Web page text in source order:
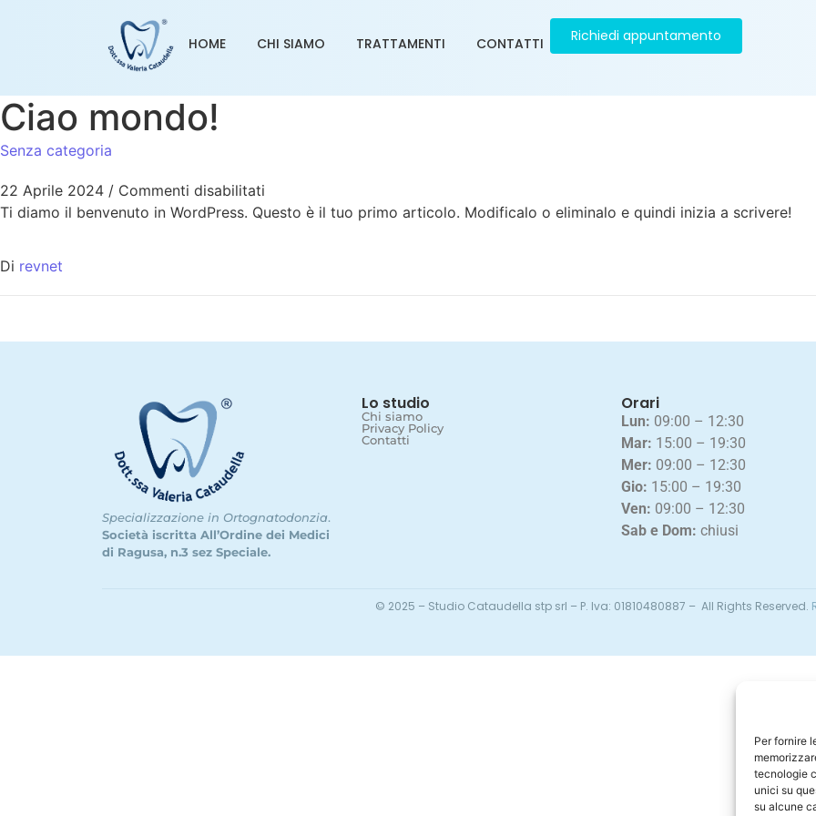
Per fornire
tecnologie
unici su
su alcune
HOME CHI SIAMO TRATTAMENTI CONTATTI Richiedi appuntamento
Ciao mondo!
Senza categoria
22 Aprile 2024 / Commenti disabilitati
Ti diamo il benvenuto in WordPress. Questo è il tuo primo articolo. Modificalo o eliminalo e quindi inizia a scrivere!
Di revnet
Specializzazione in Ortognatodonzia.
Società iscritta All’Ordine dei Medici
di Ragusa, n.3 sez Speciale.
Lo studio
Chi siamo
Privacy Policy
Contatti
Orari
Lun: 09:00 – 12:30
Mar: 15:00 – 19:30
Mer: 09:00 – 12:30
Gio: 15:00 – 19:30
Ven: 09:00 – 12:30
Sab e Dom: chiusi
© 2025 – Studio Cataudella stp srl – P. Iva: 01810480887 – All Rights Reserved.